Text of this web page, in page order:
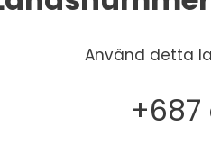
Använd detta
+687